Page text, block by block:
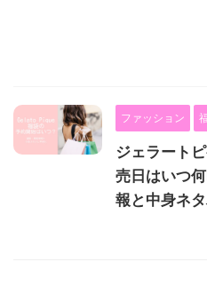
ファッション
ジェラート
売日はいつ
報と中身ネ